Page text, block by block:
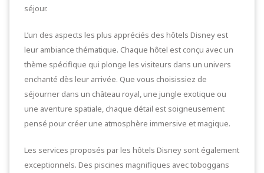
séjour.
L’un des aspects les plus appréciés des hôtels Disney est
leur ambiance thématique. Chaque hôtel est conçu avec un
thème spécifique qui plonge les visiteurs dans un univers
enchanté dès leur arrivée. Que vous choisissiez de
séjourner dans un château royal, une jungle exotique ou
une aventure spatiale, chaque détail est soigneusement
pensé pour créer une atmosphère immersive et magique.
Les services proposés par les hôtels Disney sont également
exceptionnels. Des piscines magnifiques avec toboggans